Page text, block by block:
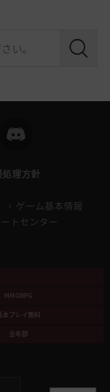
検
理方針
ゲーム基本情報
トセンター
MMORPG
本プレイ無料
全年齢